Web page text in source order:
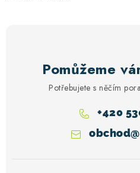
Pomůžeme
Potřebujete s něčím
obchod@
+420